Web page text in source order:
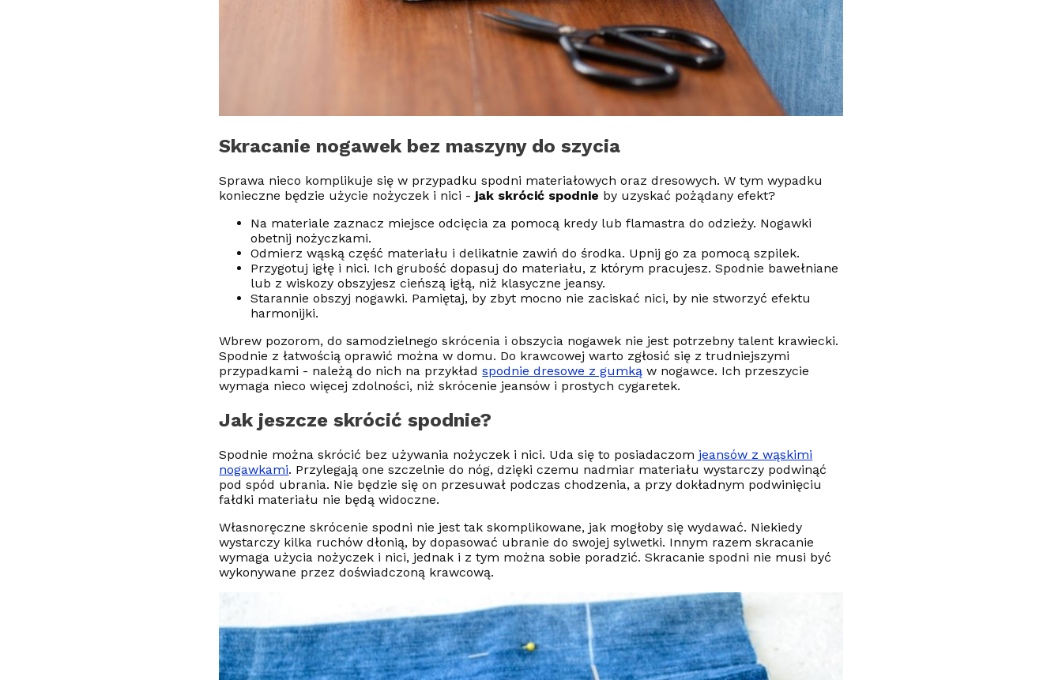
Skracanie nogawek bez maszyny do szycia
Sprawa nieco komplikuje się w przypadku spodni materiałowych oraz dresowych. W tym wypadku
konieczne będzie użycie nożyczek i nici - jak skrócić spodnie by uzyskać pożądany efekt?
Na materiale zaznacz miejsce odcięcia za pomocą kredy lub flamastra do odzieży. Nogawki
obetnij nożyczkami.
Odmierz wąską część materiału i delikatnie zawiń do środka. Upnij go za pomocą szpilek.
Przygotuj igłę i nici. Ich grubość dopasuj do materiału, z którym pracujesz. Spodnie bawełniane
lub z wiskozy obszyjesz cieńszą igłą, niż klasyczne jeansy.
Starannie obszyj nogawki. Pamiętaj, by zbyt mocno nie zaciskać nici, by nie stworzyć efektu
harmonijki.
Wbrew pozorom, do samodzielnego skrócenia i obszycia nogawek nie jest potrzebny talent krawiecki.
Spodnie z łatwością oprawić można w domu. Do krawcowej warto zgłosić się z trudniejszymi
przypadkami - należą do nich na przykładspodnie dresowe z gumką w nogawce. Ich przeszycie
wymaga nieco więcej zdolności, niż skrócenie jeansów i prostych cygaretek.
Jak jeszcze skrócić spodnie?
Spodnie można skrócić bez używania nożyczek i nici. Uda się to posiadaczom jeansów z wąskimi
nogawkami. Przylegają one szczelnie do nóg, dzięki czemu nadmiar materiału wystarczy podwinąć
pod spód ubrania. Nie będzie się on przesuwał podczas chodzenia, a przy dokładnym podwinięciu
fałdki materiału nie będą widoczne.
Własnoręczne skrócenie spodni nie jest tak skomplikowane, jak mogłoby się wydawać. Niekiedy
wystarczy kilka ruchów dłonią, by dopasować ubranie do swojej sylwetki. Innym razem skracanie
wymaga użycia nożyczek i nici, jednak i z tym można sobie poradzić. Skracanie spodni nie musi być
wykonywane przez doświadczoną krawcową.